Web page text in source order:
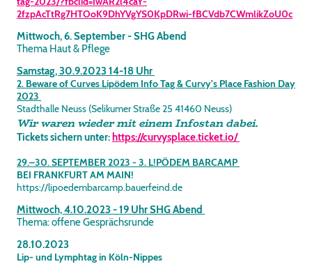
2fzpAcTtRg7HTOoK9DhYVgYS0KpDRwi-fBCVdb7CWmlikZoU0c
Mittwoch, 6. September - SHG Abend
Thema Haut & Pflege
Samstag, 30.9.2023 14-18 Uhr
2. Beware of Curves Lipödem Info Tag & Curvy's Place Fashion Day
2023
Stadthalle Neuss (Selikumer Straße 25 41460 Neuss)
Wir waren wieder mit einem Infostan dabei.
Tickets sichern unter: https://curvysplace.ticket.io/
29.–30. SEPTEMBER 2023 - 3. L!PÖDEM BARCAMP
BEI FRANKFURT AM MAIN!
https://lipoedembarcamp.bauerfeind.de
Mittwoch, 4.10.2023 - 19 Uhr SHG Abend
Thema: offene Gesprächsrunde
28.10.2023
Lip- und Lymphtag in Köln-Nippes